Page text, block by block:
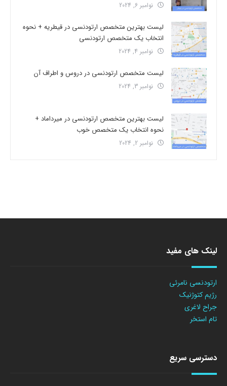
نوامبر 6, 2024
لیست بهترین متخصص ارتودنسی در قیطریه + نحوه
انتخاب یک متخصص ارتودنسی
نوامبر 4, 2024
لیست متخصص ارتودنسی در دروس و اطراف آن
نوامبر 3, 2024
لیست بهترین متخصص ارتودنسی در میرداماد +
نحوه انتخاب یک متخصص خوب
نوامبر 2, 2024
لینک های مفید
ارتودنسی نامرئی
رژیم کتوژنیک
جراح لاغری
تام استخر
دسترسی سریع